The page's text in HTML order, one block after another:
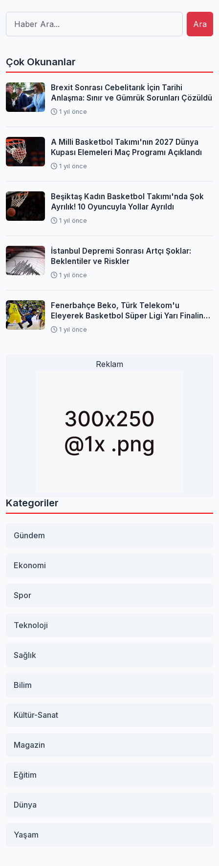
Ara
Çok Okunanlar
Brexit Sonrası Cebelitarık İçin Tarihi
Anlaşma: Sınır ve Gümrük Sorunları Çözüldü
1 yıl önce
A Milli Basketbol Takımı'nın 2027 Dünya
Kupası Elemeleri Maç Programı Açıklandı
1 yıl önce
Beşiktaş Kadın Basketbol Takımı'nda Şok
Ayrılık! 10 Oyuncuyla Yollar Ayrıldı
1 yıl önce
İstanbul Depremi Sonrası Artçı Şoklar:
Beklentiler ve Riskler
1 yıl önce
Fenerbahçe Beko, Türk Telekom'u
Eleyerek Basketbol Süper Ligi Yarı Finaline
Yükseldi
1 yıl önce
Reklam
Kategoriler
Gündem
Ekonomi
Spor
Teknoloji
Sağlık
Bilim
Kültür-Sanat
Magazin
Eğitim
Dünya
Yaşam